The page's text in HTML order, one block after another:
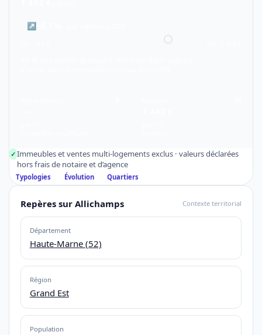
↗
✓ Immeubles et ventes multi-logements exclus · valeurs déclarées
hors frais de notaire et d’agence
Typologies Évolution Quartiers
Repères sur Allichamps Contexte territorial
Département
Haute-Marne (52)
Région
Grand Est
Population